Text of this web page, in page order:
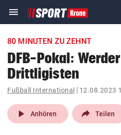
menu Navigation
ein-/ausklappen
account_circle Anmelden
pin_drop
Wien
80 MINUTEN ZU ZEHNT
DFB-Pokal:
Drittligisten
Fußball International 12.08.2023
play_arrow Anhören Teilen